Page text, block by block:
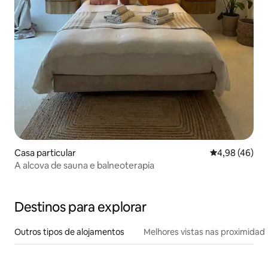
Casa particular Classificação
4,98 (46)
A alcova de sauna e balneoterapia
Destinos para explorar
Outros tipos de alojamentos Melhores vistas nas